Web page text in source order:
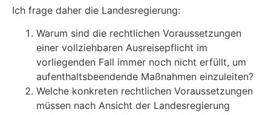
Ich frage daher die Landesregierung:
Warum sind die rechtlichen Voraussetzungen
einer vollziehbaren Ausreisepflicht im
vorliegenden Fall immer noch nicht erfüllt, um
aufenthaltsbeendende Maßnahmen einzuleiten?
Welche konkreten rechtlichen Voraussetzungen
müssen nach Ansicht der Landesregierung